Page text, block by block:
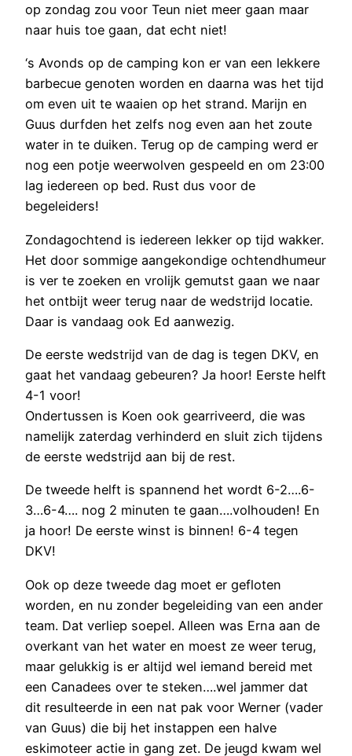
op zondag zou voor Teun niet meer gaan maar
naar huis toe gaan, dat echt niet!
‘s Avonds op de camping kon er van een lekkere
barbecue genoten worden en daarna was het tijd
om even uit te waaien op het strand. Marijn en
Guus durfden het zelfs nog even aan het zoute
water in te duiken. Terug op de camping werd er
nog een potje weerwolven gespeeld en om 23:00
lag iedereen op bed. Rust dus voor de
begeleiders!
Zondagochtend is iedereen lekker op tijd wakker.
Het door sommige aangekondige ochtendhumeur
is ver te zoeken en vrolijk gemutst gaan we naar
het ontbijt weer terug naar de wedstrijd locatie.
Daar is vandaag ook Ed aanwezig.
De eerste wedstrijd van de dag is tegen DKV, en
gaat het vandaag gebeuren? Ja hoor! Eerste helft
4-1 voor!
Ondertussen is Koen ook gearriveerd, die was
namelijk zaterdag verhinderd en sluit zich tijdens
de eerste wedstrijd aan bij de rest.
De tweede helft is spannend het wordt 6-2….6-
3…6-4…. nog 2 minuten te gaan….volhouden! En
ja hoor! De eerste winst is binnen! 6-4 tegen
DKV!
Ook op deze tweede dag moet er gefloten
worden, en nu zonder begeleiding van een ander
team. Dat verliep soepel. Alleen was Erna aan de
overkant van het water en moest ze weer terug,
maar gelukkig is er altijd wel iemand bereid met
een Canadees over te steken….wel jammer dat
dit resulteerde in een nat pak voor Werner (vader
van Guus) die bij het instappen een halve
eskimoteer actie in gang zet. De jeugd kwam wel